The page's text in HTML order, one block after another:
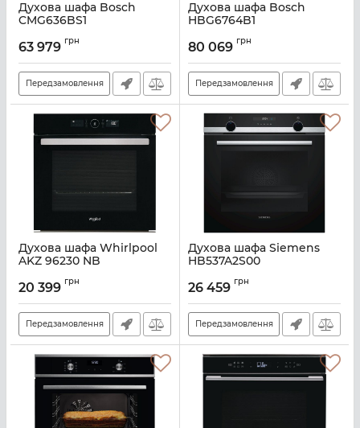
Духова шафа Bosch
CMG636BS1
63 979 грн
Передзамовлення
Духова шафа Bosch
HBG6764B1
80 069 грн
Передзамовлення
Духова шафа Whirlpool
AKZ 96230 NB
20 399 грн
Передзамовлення
Духова шафа Siemens
HB537A2S00
26 459 грн
Передзамовлення